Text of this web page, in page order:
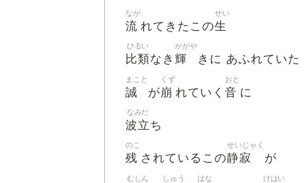
流
なが
れてきたこの生
せい
比類
ひるい
なき 輝
かがや
きに あふれていた
誠
まこと
が崩
くず
れていく 音
おと
に
波立
なみだ
ち
残
のこ
されているこの静寂
せいじゃく
が
むしん しゅう はな けはい